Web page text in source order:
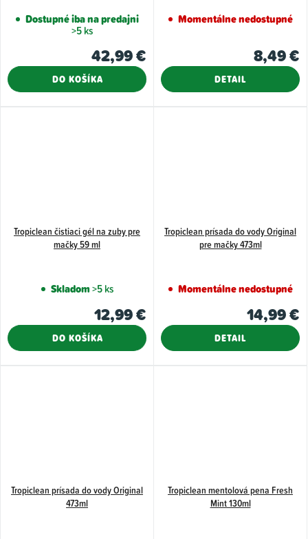
Dostupné iba na predajni
>5 ks
42,99 €
DO KOŠÍKA
Momentálne nedostupné
8,49 €
DETAIL
Tropiclean čistiaci gél na zuby pre
mačky 59 ml
Skladom>5 ks
12,99 €
DO KOŠÍKA
Tropiclean prísada do vody Original
pre mačky 473ml
Momentálne nedostupné
14,99 €
DETAIL
Tropiclean prísada do vody Original
473ml
Tropiclean mentolová pena Fresh
Mint 130ml